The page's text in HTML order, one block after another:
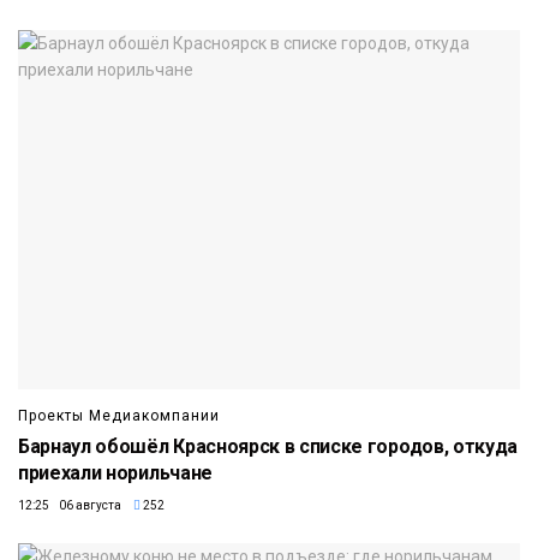
Проекты Медиакомпании
Барнаул обошёл Красноярск в списке городов, откуда
приехали норильчане
12:25 06 августа 252